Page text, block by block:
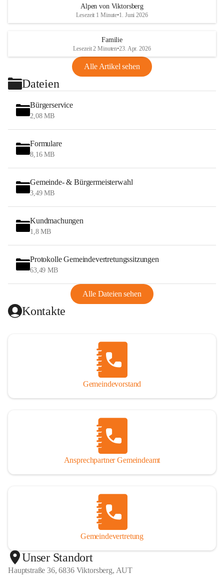
Alpen von Viktorsberg
Lesezeit 1 Minute•1. Juni 2026
Familie
Lesezeit 2 Minuten•23. Apr. 2026
Alle Artikel sehen
Dateien
Bürgerservice
2,08 MB
Formulare
8,16 MB
Gemeinde- & Bürgermeisterwahl
3,49 MB
Kundmachungen
1,8 MB
Protokolle Gemeindevertretungssitzungen
63,49 MB
Alle Dateien sehen
Kontakte
Gemeindevorstand
Ansprechpartner Gemeindeamt
Gemeindevertretung
Unser Standort
Hauptstraße 36, 6836 Viktorsberg, AUT